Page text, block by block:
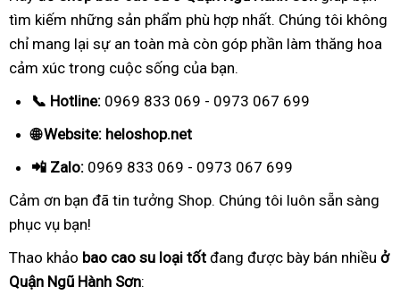
tìm kiếm những sản phẩm phù hợp nhất. Chúng tôi không
chỉ mang lại sự an toàn mà còn góp phần làm thăng hoa
cảm xúc trong cuộc sống của bạn.
📞 Hotline: 0969 833 069 - 0973 067 699
🌐 Website: heloshop.net
📲 Zalo: 0969 833 069 - 0973 067 699
Cảm ơn bạn đã tin tưởng Shop. Chúng tôi luôn sẵn sàng
phục vụ bạn!
Thao khảo bao cao su loại tốt đang được bày bán nhiều ở
Quận Ngũ Hành Sơn: